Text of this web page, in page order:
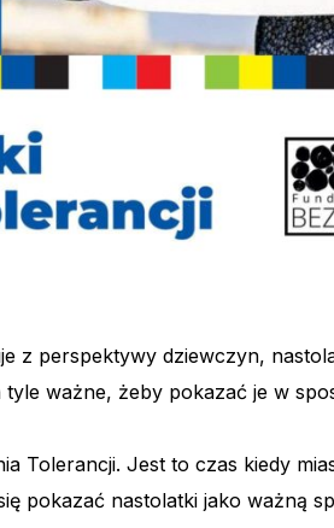
z perspektywy dziewczyn,
ważne, żeby pokazać je w
Tolerancji. Jest to czas kiedy
pokazać nastolatki jako ważną